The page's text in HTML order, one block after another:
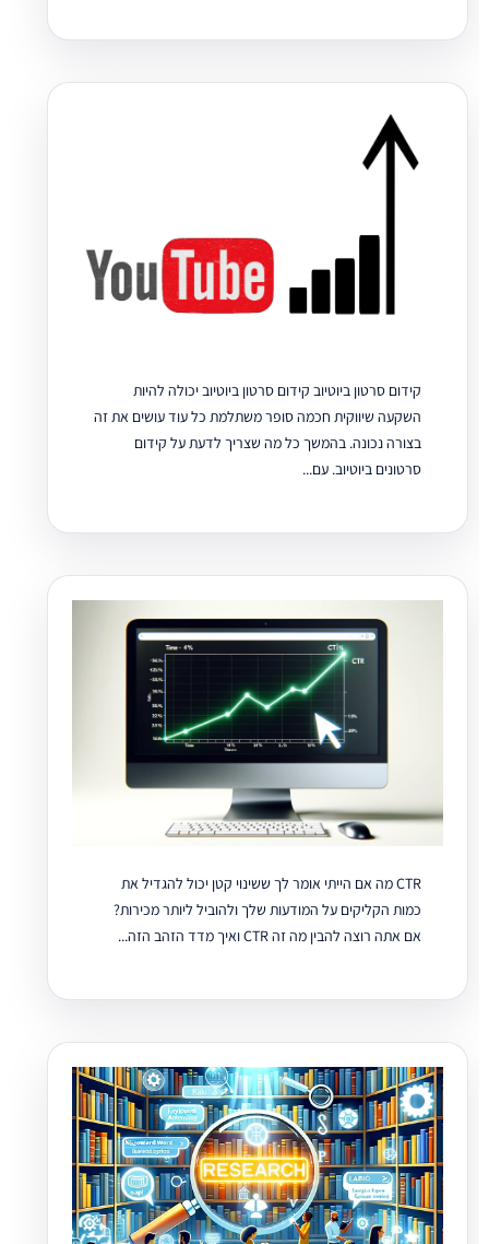
קידום סרטון ביוטיוב קידום סרטון ביוטיוב יכולה להיות
השקעה שיווקית חכמה סופר משתלמת כל עוד עושים את זה
בצורה נכונה. בהמשך כל מה שצריך לדעת על קידום
סרטונים ביוטיוב. עם...
CTR מה אם הייתי אומר לך ששינוי קטן יכול להגדיל את
כמות הקליקים על המודעות שלך ולהוביל ליותר מכירות?
אם אתה רוצה להבין מה זה CTR ואיך מדד הזהב הזה...